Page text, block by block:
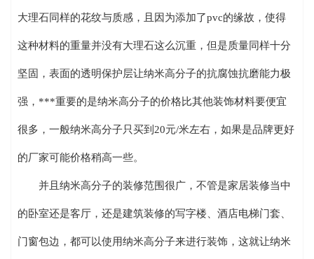
大理石同样的花纹与质感，且因为添加了pvc的缘故，使得
这种材料的重量并没有大理石这么沉重，但是质量同样十分
坚固，表面的透明保护层让纳米高分子的抗腐蚀抗磨能力极
强，***重要的是纳米高分子的价格比其他装饰材料要便宜
很多，一般纳米高分子只买到20元/米左右，如果是品牌更好
的厂家可能价格稍高一些。
并且纳米高分子的装修范围很广，不管是家居装修当中
的卧室还是客厅，还是建筑装修的写字楼、酒店电梯门套、
门窗包边，都可以使用纳米高分子来进行装饰，这就让纳米